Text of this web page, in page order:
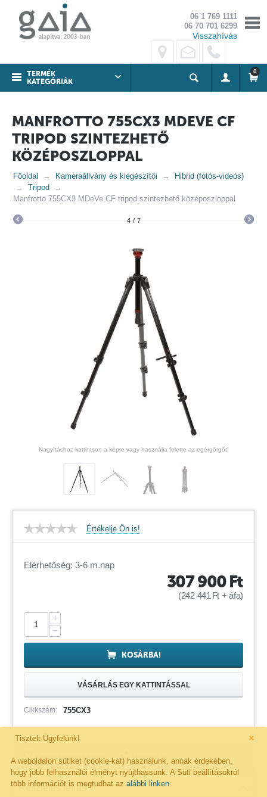
×
Tisztelt Ügyfelünk!
A weboldalon sütiket (cookie-kat) használunk, annak érdekében,
hogy jobb felhasználói élményt nyújthassunk. A Süti beállításokról
több információt is megtudhat az alábbi linken
06 1 769 1111
06 70 701 6299
Visszahívás
TERMÉK
KATEGÓRIÁK
0
MANFROTTO 755CX3 MDEVE CF
TRIPOD SZINTEZHETŐ
KÖZÉPOSZLOPPAL
Főoldal Kameraállvány és kiegészítői
Hibrid (fotós-videós)
Tripod
Manfrotto 755CX3 MDeVe CF tripod szintezhető középoszloppal
4 / 7
Nagyításhoz kattintson a képre vagy használja felette az egérgörgőt!
Értékelje Ön is!
Elérhetőség: 3-6 m.nap
307 900Ft
(242 441 Ft + áfa)
+
−
KOSÁRBA!
VÁSÁRLÁS EGY KATTINTÁSSAL
Cikkszám: 755CX3
Kivánságlistára rakom Megosztás
Részletes leírás